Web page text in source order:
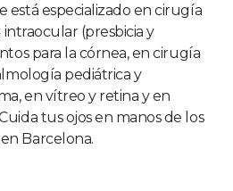
está especializado en cirugía
(presbicia y
para la córnea, en cirugía
pediátrica y
en vítreo y retina y en
tus ojos en manos de los
Barcelona.